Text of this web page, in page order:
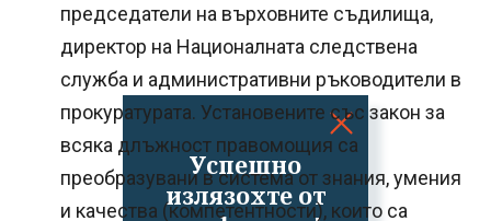
Успешно
излязохте от
председатели на върховните съдилища,
директор на Националната следствена
служба и административни ръководители в
прокуратурата. Установените със закон за
всяка длъжност правомощия са
преобразувани в система от знания, умения
и качества (компетентности), които са